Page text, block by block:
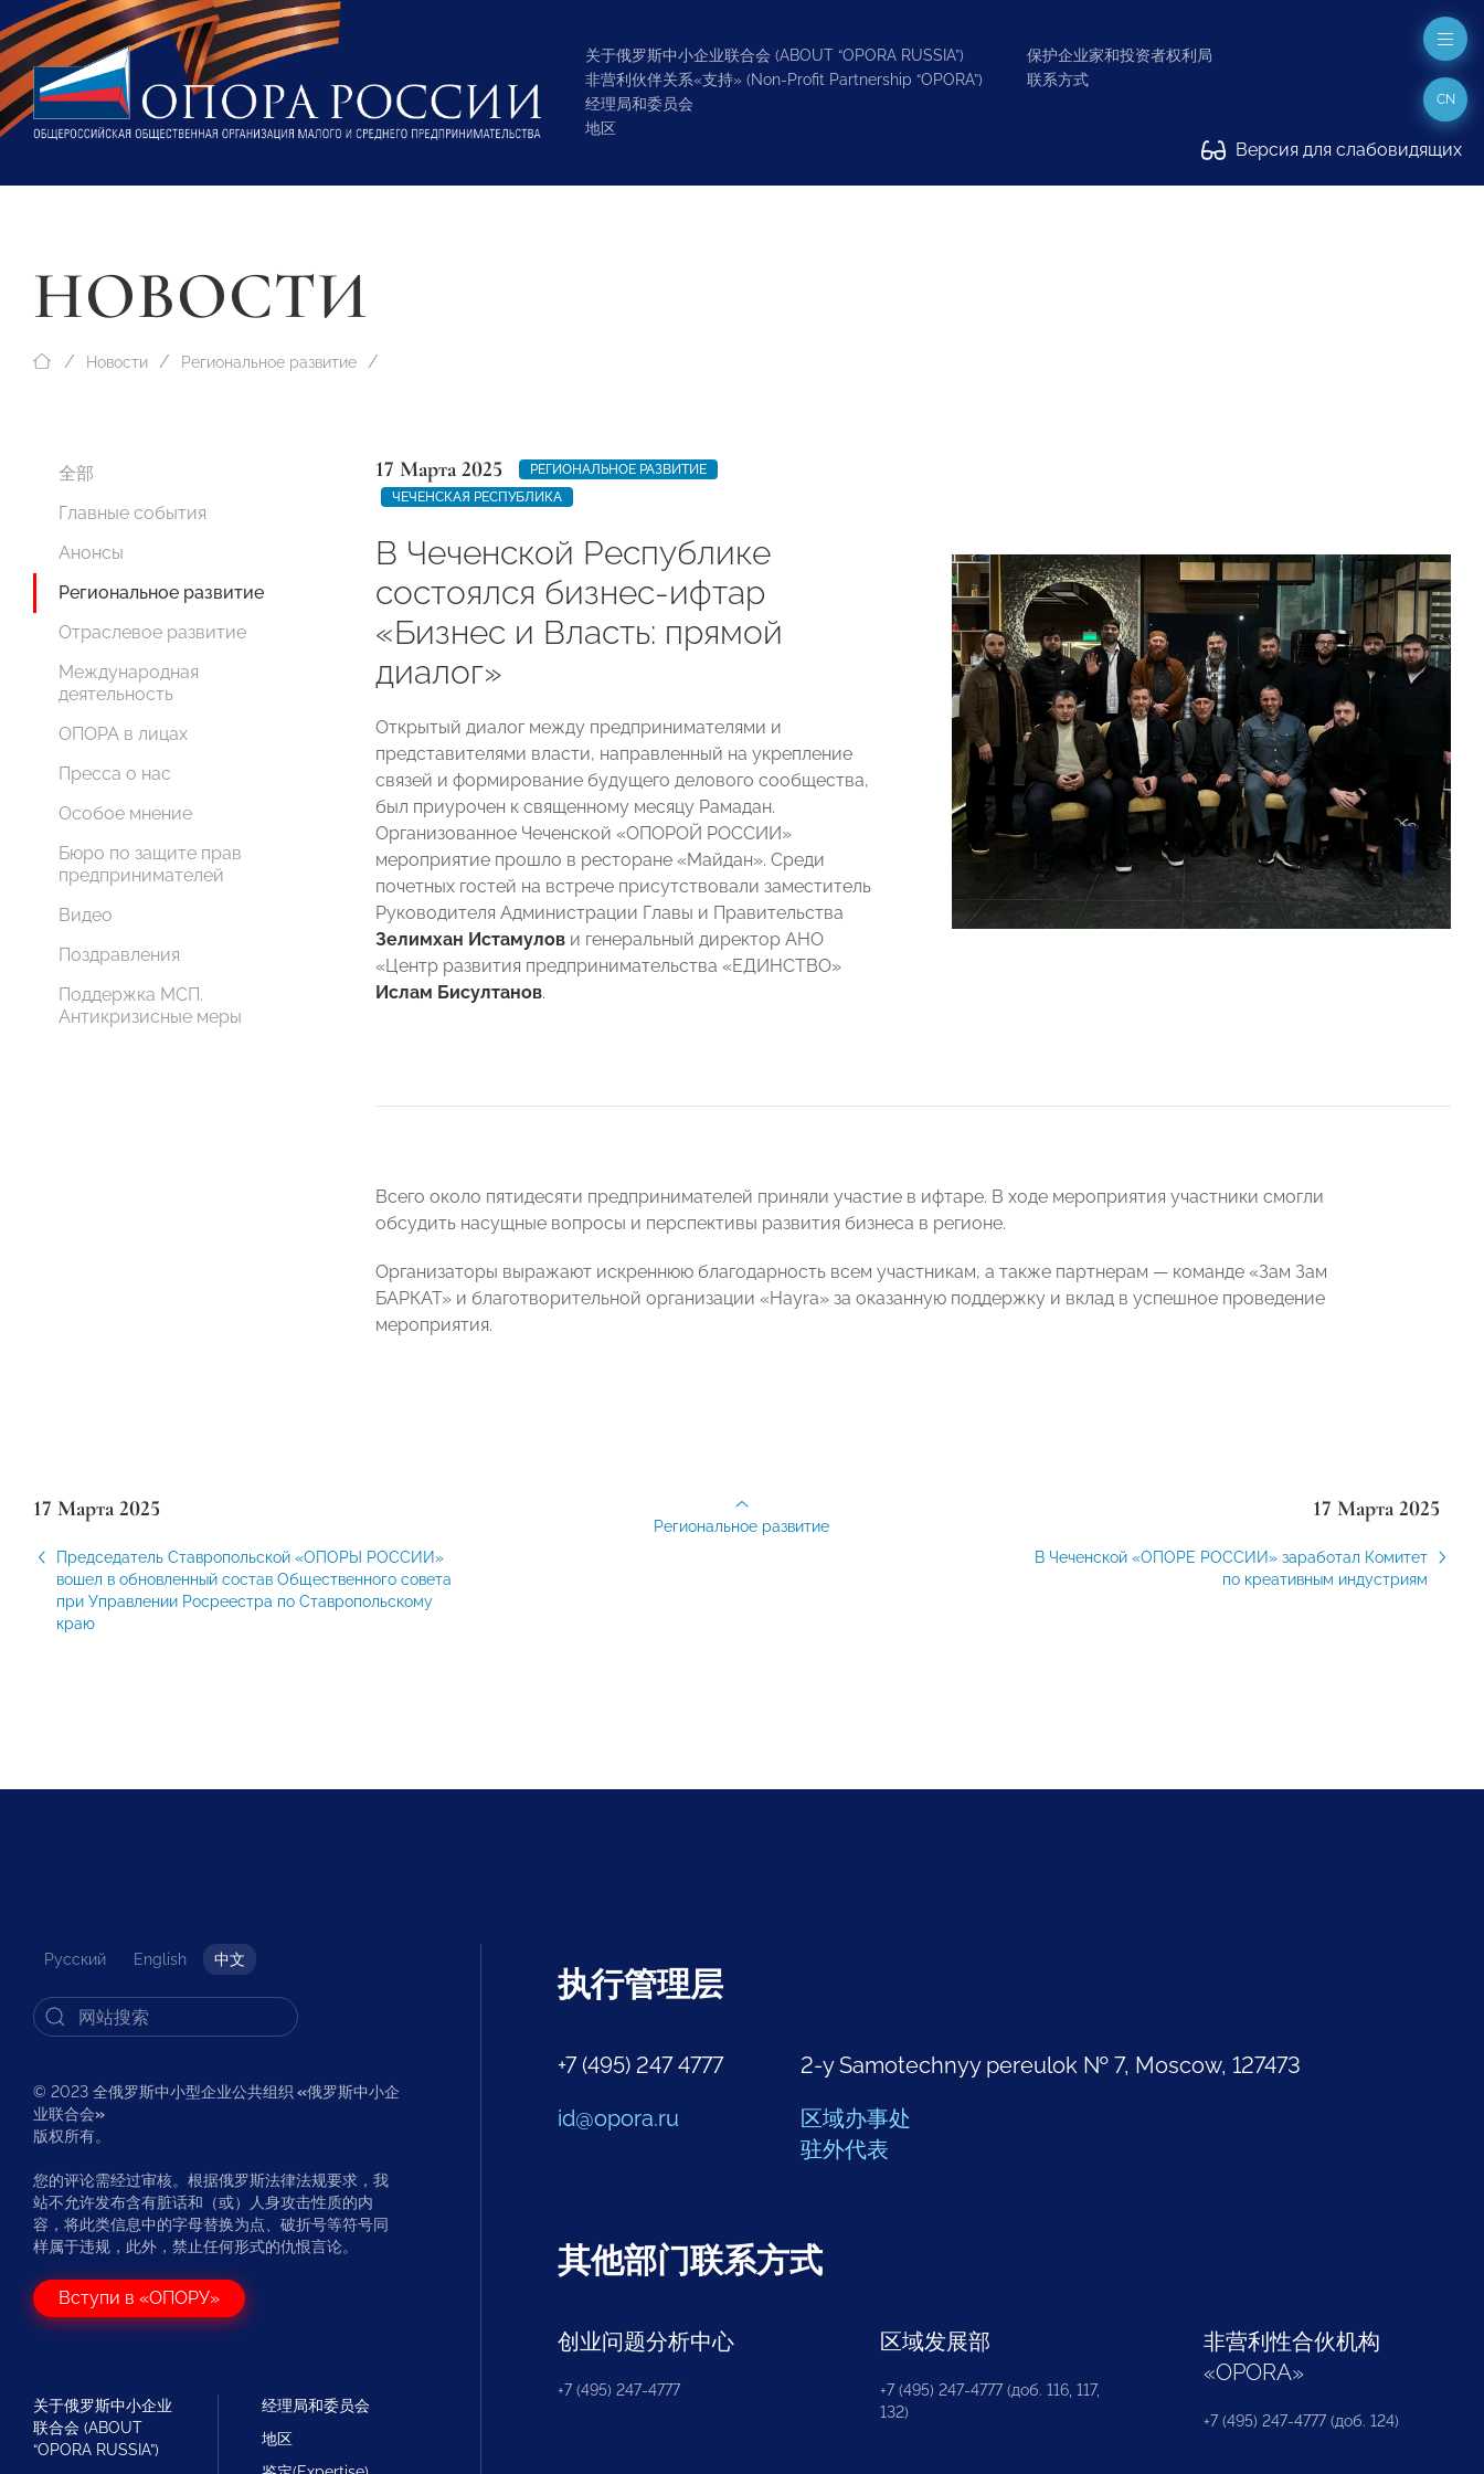
关于俄罗斯中小企业联合会 (ABOUT “OPORA RUSSIA”)
非营利伙伴关系«支持» (Non-Profit Partnership “OPORA”)
经理局和委员会
地区
保护企业家和投资者权利局
联系方式
Версия для слабовидящих
CN
НОВОСТИ
Новости Региональное развитие
全部
Главные события
Анонсы
Региональное развитие
Отраслевое развитие
Международная
деятельность
ОПОРА в лицах
Пресса о нас
Особое мнение
Бюро по защите прав
предпринимателей
Видео
Поздравления
Поддержка МСП.
Антикризисные меры
17 Марта 2025
РЕГИОНАЛЬНОЕ РАЗВИТИЕ
ЧЕЧЕНСКАЯ РЕСПУБЛИКА
В Чеченской Республике
состоялся бизнес-ифтар
«Бизнес и Власть: прямой
диалог»
Открытый диалог между предпринимателями и
представителями власти, направленный на укрепление
связей и формирование будущего делового сообщества,
был приурочен к священному месяцу Рамадан.
Организованное Чеченской «ОПОРОЙ РОССИИ»
мероприятие прошло в ресторане «Майдан». Среди
почетных гостей на встрече присутствовали заместитель
Руководителя Администрации Главы и Правительства
Зелимхан Истамулов и генеральный директор АНО
«Центр развития предпринимательства «ЕДИНСТВО»
Ислам Бисултанов.
Всего около пятидесяти предпринимателей приняли участие в ифтаре. В ходе мероприятия участники смогли
обсудить насущные вопросы и перспективы развития бизнеса в регионе.
Организаторы выражают искреннюю благодарность всем участникам, а также партнерам — команде «Зам Зам
БАРКАТ» и благотворительной организации «Hayra» за оказанную поддержку и вклад в успешное проведение
мероприятия.
17 Марта 2025
Председатель Ставропольской «ОПОРЫ РОССИИ»
вошел в обновленный состав Общественного совета
при Управлении Росреестра по Ставропольскому
краю
17 Марта 2025
В Чеченской «ОПОРЕ РОССИИ» заработал Комитет
по креативным индустриям
Региональное развитие
Русский English 中文
© 2023 全俄罗斯中小型企业公共组织 «俄罗斯中小企
业联合会»
版权所有。
您的评论需经过审核。根据俄罗斯法律法规要求，我
站不允许发布含有脏话和（或）人身攻击性质的内
容，将此类信息中的字母替换为点、破折号等符号同
样属于违规，此外，禁止任何形式的仇恨言论。
Вступи в «ОПОРУ»
关于俄罗斯中小企业
联合会 (ABOUT
“OPORA RUSSIA”)
经理局和委员会
地区
执行管理层
+7 (495) 247 4777
id@opora.ru
2-y Samotechnyy pereulok № 7, Moscow, 127473
区域办事处
驻外代表
其他部门联系方式
创业问题分析中心
+7 (495) 247-4777
区域发展部
+7 (495) 247-4777 (доб. 116, 117,
132)
非营利性合伙机构
«OPORA»
+7 (495) 247-4777 (доб. 124)